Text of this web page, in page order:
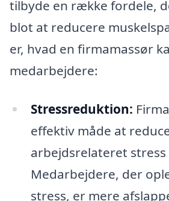
tilbyde en række fordele,
blot at reducere
er, hvad en firmamassør
medarbejdere:
Stressreduktion:
effektiv måde at
arbejdsrelateret stress
Medarbejdere, der
stress, er mere